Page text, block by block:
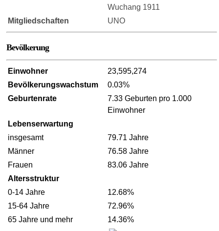
Wuchang 1911
Mitgliedschaften
UNO
Bevölkerung
Einwohner
23,595,274
Bevölkerungswachstum
0.03%
Geburtenrate
7.33 Geburten pro 1.000
Einwohner
Lebenserwartung
insgesamt
79.71 Jahre
Männer
76.58 Jahre
Frauen
83.06 Jahre
Altersstruktur
0-14 Jahre
12.68%
15-64 Jahre
72.96%
65 Jahre und mehr
14.36%